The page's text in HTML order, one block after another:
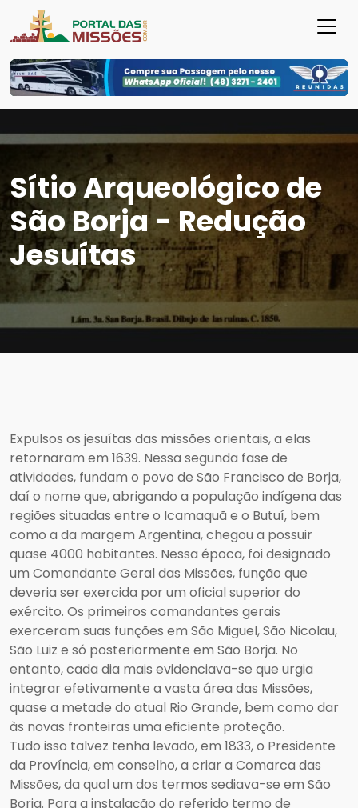
Sítio Arqueológico de
São Borja - Redução
Jesuítas
Expulsos os jesuítas das missões orientais, a elas
retornaram em 1639. Nessa segunda fase de
atividades, fundam o povo de São Francisco de Borja,
daí o nome que, abrigando a população indígena das
regiões situadas entre o Icamaquã e o Butuí, bem
como a da margem Argentina, chegou a possuir
quase 4000 habitantes. Nessa época, foi designado
um Comandante Geral das Missões, função que
deveria ser exercida por um oficial superior do
exército. Os primeiros comandantes gerais
exerceram suas funções em São Miguel, São Nicolau,
São Luiz e só posteriormente em São Borja. No
entanto, cada dia mais evidenciava-se que urgia
integrar efetivamente a vasta área das Missões,
quase a metade do atual Rio Grande, bem como dar
às novas fronteiras uma eficiente proteção.
Tudo isso talvez tenha levado, em 1833, o Presidente
da Província, em conselho, a criar a Comarca das
Missões, da qual um dos termos sediava-se em São
Borja. Para a instalação do referido termo de